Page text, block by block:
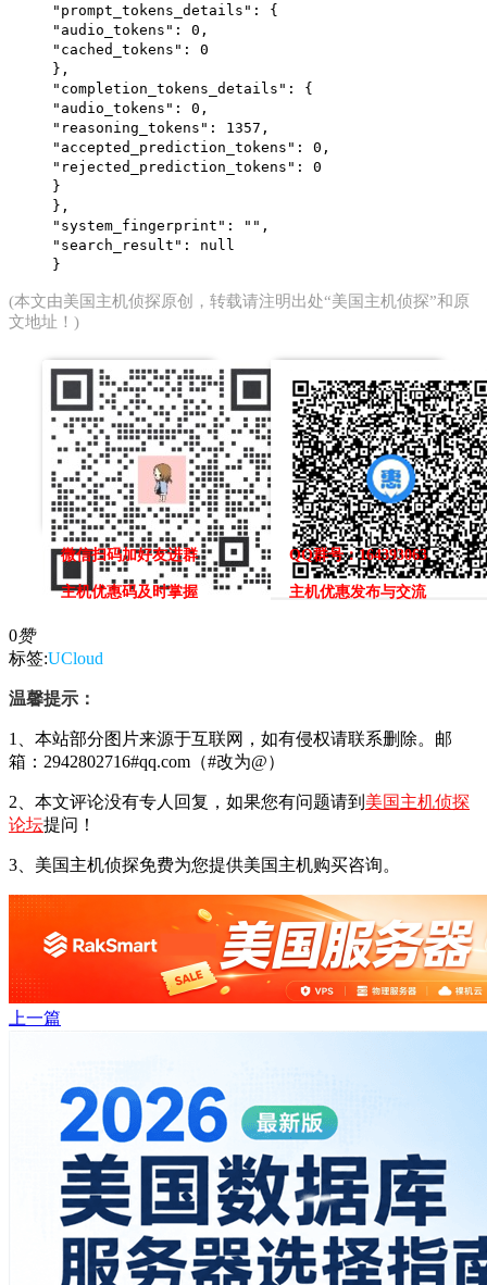
"prompt_tokens_details": {
"audio_tokens": 0,
"cached_tokens": 0
},
"completion_tokens_details": {
"audio_tokens": 0,
"reasoning_tokens": 1357,
"accepted_prediction_tokens": 0,
"rejected_prediction_tokens": 0
}
},
"system_fingerprint": "",
"search_result": null
}
(本文由美国主机侦探原创，转载请注明出处“美国主机侦探”和原
文地址！)
微信扫码加好友进群
主机优惠码及时掌握
QQ群号：164393063
主机优惠发布与交流
0赞
标签:UCloud
温馨提示：
1、本站部分图片来源于互联网，如有侵权请联系删除。邮
箱：2942802716#qq.com（#改为@）
2、本文评论没有专人回复，如果您有问题请到 美国主机侦探
论坛提问！
3、美国主机侦探免费为您提供美国主机购买咨询。
上一篇